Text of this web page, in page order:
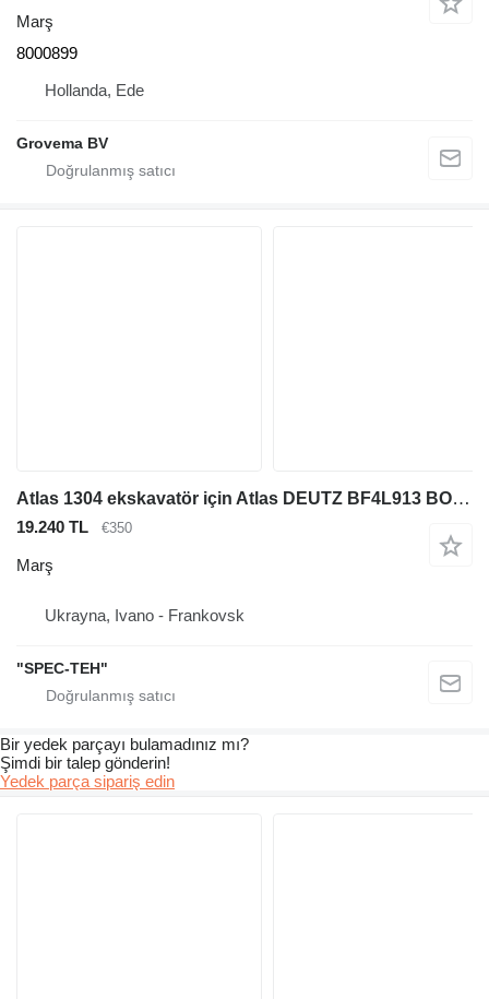
Marş
8000899
Hollanda, Ede
Grovema BV
Atlas 1304 ekskavatör için Atlas DEUTZ BF4L913 BOSCH marş
19.240 TL €350
Marş
Ukrayna, Ivano - Frankovsk
"SPEC-TEH"
Bir yedek parçayı bulamadınız mı?
Şimdi bir talep gönderin!
Yedek parça sipariş edin